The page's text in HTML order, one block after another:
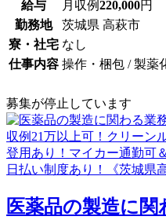
給与 月収例220,000円
勤務地
茨城県 高萩市
寮・社宅 なし
仕事内容 操作・梱包 / 製薬
募集が停止しています
医薬品の製造に関